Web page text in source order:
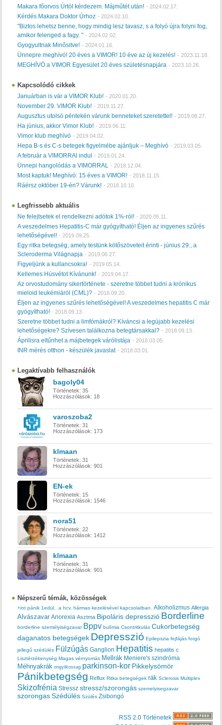
Makara főorvos Úrtól kérdezem. Májműtét után! - 2024.02.17.
Kérdés Makara Doktor Úrhoz - 2024.02.10.
"Biztos lehetsz benne, hogy mindig lesz tavasz, s a folyó újra folyni fog,
amikor felenged a fagy. " - 2024.02.02.
Gyogyultnak Minősitve! - 2024.01.16.
Ünnepre meghívó! 20 éves a VIMOR! 10 éve az új kezelés! - 2023.11.18.
MEGHÍVÓ a VIMOR Egyesület 20 éves születésnapjára - 2023.10.26.
Kapcsolódó cikkek
Januárban is vár a VIMOR Klub! - 2020.01.20.
November 29. VIMOR Klub! - 2019.11.27.
Augusztus utolsó péntekén várunk benneteket szeretettel! - 2019.08.27.
Ha június, akkor Vimor Klub! - 2019.06.11.
Vimor klub meghívó - 2019.04.02.
Hepa B-s és C-s betegek figyelmébe ajánljuk – Meghívó - 2019.03.05.
A február a VIMORRAl indul - 2019.01.24.
Ünnepi hangolódás a VIMORRAL - 2018.12.04.
Most kaptuk! Meghívó: 15 éves a VIMOR! - 2018.11.15.
Ráérsz október 19-én? Várunk! - 2018.10.10.
Legfrissebb aktuális
Ne felejtsetek el rendelkezni adótok 1%-ról! - 2020.05.11.
A veszedelmes Hepatitis-C már gyógyítható! Éljen az ingyenes szűrés
lehetőségével! - 2019.09.25.
Egy ritka betegség, amely testünk kötőszöveteit érinti - június 29., a
Scleroderma Világnapja - 2019.06.27.
Figyeljünk a kullancsokra! - 2019.05.14.
Kellemes Húsvétot Kívánunk! - 2019.04.17.
Az orvostudomány sikertörténete - szeretne többet tudni a krónikus
mieloid leukémiáról (CML)? - 2018.09.20.
Éljen az ingyenes szűrés lehetőségével! A veszedelmes hepatitis C már
gyógyítható!- 2018.09.13.
Szeretne többet tudni a limfómákról? Kíváncsi a legújabb kezelési
lehetőségekre? Szívesen találkozna betegtársakkal? - 2018.09.13.
Áprilisra eltűnhet a májbetegek várólistája - 2018.03.05.
INR mérés otthon - készülék javaslat - 2018.03.01.
Legaktívabb felhasználók
bagoly04
Történetek: 35
Hozzászólások: 18
varoszoba2
Történetek: 31
Hozzászólások: 173
klmaan
Történetek: 31
Hozzászólások: 901
EN-ek
Történetek: 15
Hozzászólások: 1546
nora51
Történetek: 22
Hozzászólások: 1412
klmaan
Történetek: 31
Hozzászólások: 901
Népszerű témák, közösségek
+int pánik 1edül.. a hcv. hármas kezelésével kapcsolatban. Alkoholizmus Allergia
Alvászavar Anorexia Asztma Bipoláris depresszió Borderline
borderline személyiségzavar Bppv bulímia Csontritkulás Cukorbetegség
daganatos betegségek Depresszió Epilepszia fejfájás forgó
jellegű szédülés Fülzúgás Ganglion Hepatitis hepatitis c
Lisztérzékenység Magas vérnyomás Mellrák Meniere's szindróma
Méhnyakrák ongyilkossag parkinson-kor Pikkelysömör
Pánikbetegség Reflux Ritka betegségek rák Sclerosis Multiplex
Skizofrénia Stressz stressz/szorongás szemelyisegzavar
szorongas Szédülés Szülés Zsibongó
RSS 2.0 Történetek